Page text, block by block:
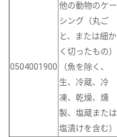
0504001900
他の動物のケー
シング（丸ご
と、または細か
く切ったもの）
（魚を除く、
生、冷蔵、冷
凍、乾燥、燻
製、塩蔵または
塩漬けを含む）